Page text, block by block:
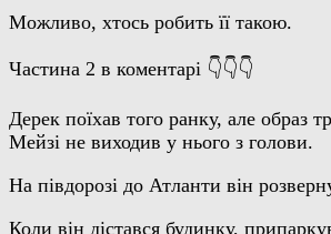
Можливо, хтось робить її такою.
Частина 2 в коментарі 👇👇👇
Дерек поїхав того ранку, але образ
Мейзі не виходив у нього з голови.
На півдорозі до Атланти він
Коли він дістався будинку,